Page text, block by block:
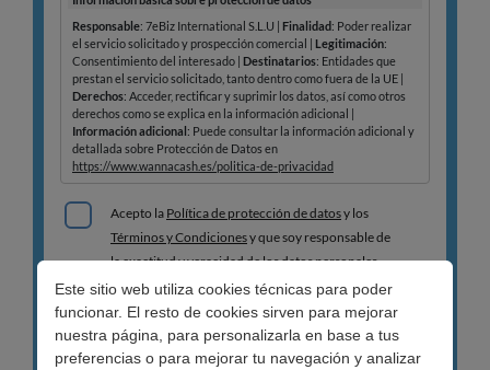
Este sitio web utiliza cookies técnicas para poder
funcionar. El resto de cookies sirven para mejorar
nuestra página, para personalizarla en base a tus
preferencias o para mejorar tu navegación y analizar